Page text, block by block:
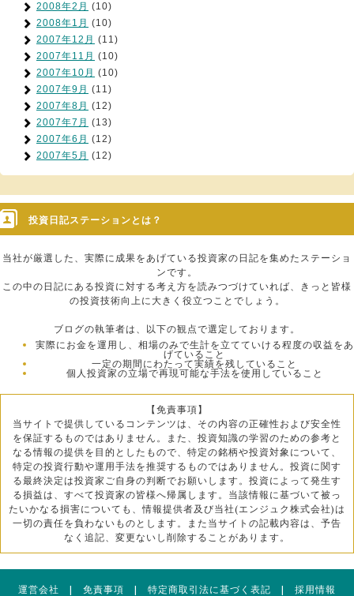
2008年2月 (10)
2008年1月 (10)
2007年12月 (11)
2007年11月 (10)
2007年10月 (10)
2007年9月 (11)
2007年8月 (12)
2007年7月 (13)
2007年6月 (12)
2007年5月 (12)
投資日記ステーションとは？
当社が厳選した、実際に成果をあげている投資家の日記を集めたステーショ
ンです。
この中の日記にある投資に対する考え方を読みつづけていれば、きっと皆様
の投資技術向上に大きく役立つことでしょう。
ブログの執筆者は、以下の観点で選定しております。
実際にお金を運用し、相場のみで生計を立てていける程度の収益をあ
げていること
一定の期間にわたって実績を残していること
個人投資家の立場で再現可能な手法を使用していること
【免責事項】
当サイトで提供しているコンテンツは、その内容の正確性および安全性
を保証するものではありません。また、投資知識の学習のための参考と
なる情報の提供を目的としたもので、特定の銘柄や投資対象について、
特定の投資行動や運用手法を推奨するものではありません。投資に関す
る最終決定は投資家ご自身の判断でお願いします。投資によって発生す
る損益は、すべて投資家の皆様へ帰属します。当該情報に基づいて被っ
たいかなる損害についても、情報提供者及び当社(エンジュク株式会社)は
一切の責任を負わないものとします。また当サイトの記載内容は、予告
なく追記、変更ないし削除することがあります。
運営会社 | 免責事項 | 特定商取引法に基づく表記 | 採用情報